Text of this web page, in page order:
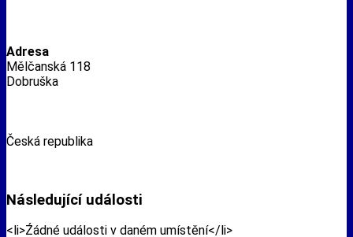
Adresa
Mělčanská 118
Dobruška
Česká republika
Následující události
<li>Źádné události v daném umístění</li>